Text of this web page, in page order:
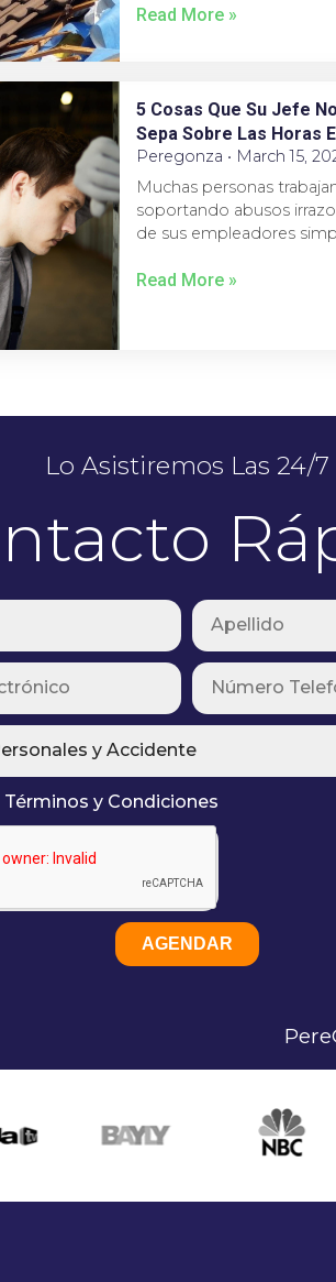
Read More »
5 Cosas Que Su Jefe
Sepa Sobre Las Horas
Peregonza
March 15,
Muchas personas
soportando abusos
de sus empleadores
Read More »
Lo Asistiremos Las 24/7
y Condiciones
AGENDAR